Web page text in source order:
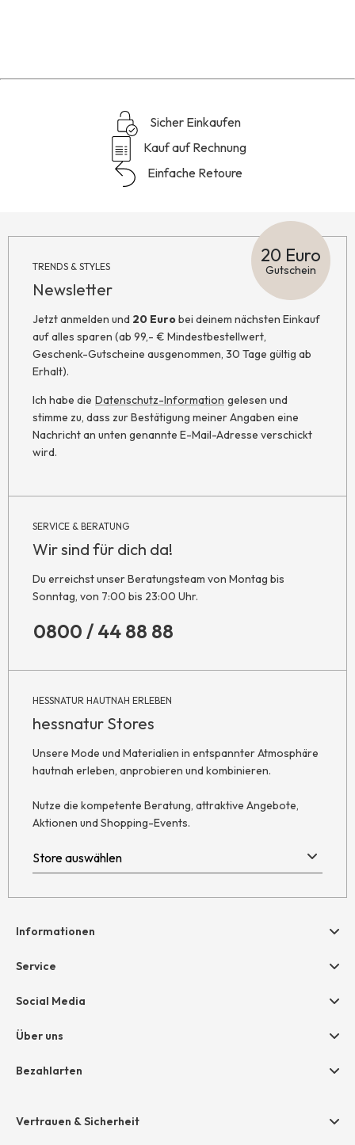
Sicher Einkaufen
Kauf auf Rechnung
Einfache Retoure
TRENDS & STYLES
Newsletter
20 Euro
Gutschein
Jetzt anmelden und 20 Eurobei deinem nächsten Einkauf
auf alles sparen (ab 99,- € Mindestbestellwert,
Geschenk-Gutscheine ausgenommen, 30 Tage gültig ab
Erhalt).
Ich habe die Datenschutz-Information gelesen und
stimme zu, dass zur Bestätigung meiner Angaben eine
Nachricht an unten genannte E-Mail-Adresse verschickt
wird.
SERVICE & BERATUNG
Wir sind für dich da!
Du erreichst unser Beratungsteam von Montag bis
Sonntag, von 7:00 bis 23:00 Uhr.
0800 / 44 88 88
HESSNATUR HAUTNAH ERLEBEN
hessnatur Stores
Unsere Mode und Materialien in entspannter Atmosphäre
hautnah erleben, anprobieren und kombinieren.
Nutze die kompetente Beratung, attraktive Angebote,
Aktionen und Shopping-Events.
Informationen
Hilfe & Kontakt
Retoure
AGB
Datenschutz
Service
Geschenkgutscheine
Größentabelle
Social Media
Über uns
Unternehmen
Bezahlarten
Amazon Pay
Vertrauen & Sicherheit